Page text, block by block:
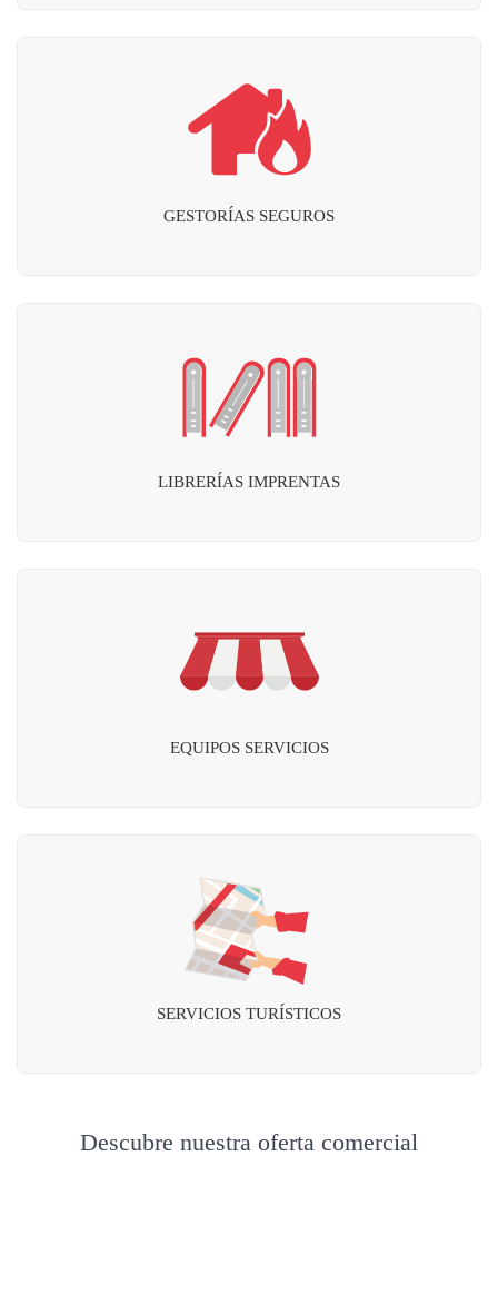
GESTORÍAS SEGUROS
LIBRERÍAS IMPRENTAS
EQUIPOS SERVICIOS
SERVICIOS TURÍSTICOS
Descubre nuestra oferta comercial